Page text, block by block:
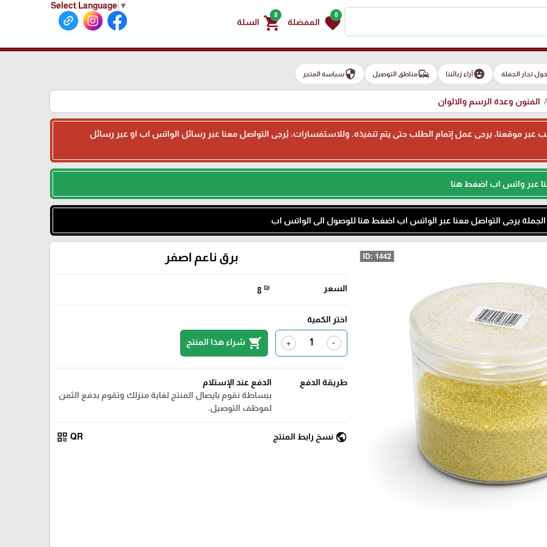
Select Language ▼
0
favorite المفضلة
0
shopping_cart السلة
تجار الجملة emoji_emotionsآراء زبائننا commuteمناطق التوصيل securityسياسة المتجر
الفنون وعدة الرسم والالوان
طلب عبر موقعنا، يرجى عمل إتمام الطلب حتى يتم تنفيذه. وللاستفسارات، يُرجى التواصل معنا عبر رسائل الواتس اب او عبر رسائل
عبر واتس اب اضغط هنا
الجملة يرجى التواصل معنا عبر الواتس اب اضغط هنا للوصول الى الواتس اب
برق ناعم اصفر
السعر 8 ₪
اختر الكمية
-
+
shopping_cart شراء هذا المنتج
طريقة الدفع
الدفع عند الإستلام
ببساطة نقوم بايصال المنتج لغاية منزلك وتقوم بدفع الثمن
لموظف التوصيل.
public نسخ رابط المنتج QR
qr_code